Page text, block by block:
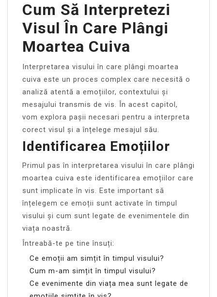
Cum Să Interpretezi
Visul În Care Plângi
Moartea Cuiva
Interpretarea visului în care plângi moartea
cuiva este un proces complex care necesită o
analiză atentă a emoțiilor, contextului și
mesajului transmis de vis. În acest capitol,
vom explora pașii necesari pentru a interpreta
corect visul și a înțelege mesajul său.
Identificarea Emoțiilor
Primul pas în interpretarea visului în care plângi
moartea cuiva este identificarea emoțiilor care
sunt implicate în vis. Este important să
înțelegem ce emoții sunt activate în timpul
visului și cum sunt legate de evenimentele din
viața noastră.
Întreabă-te pe tine însuți:
Ce emoții am simțit în timpul visului?
Cum m-am simțit în timpul visului?
Ce evenimente din viața mea sunt legate de